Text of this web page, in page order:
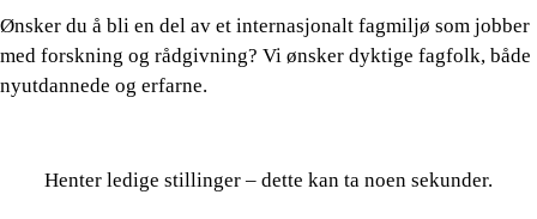
Ønsker du å bli en del av et internasjonalt fagmiljø som jobber
med forskning og rådgivning? Vi ønsker dyktige fagfolk, både
nyutdannede og erfarne.
Henter ledige stillinger – dette kan ta noen sekunder.